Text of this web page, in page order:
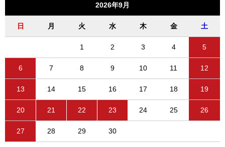
2026年9月
日 月 火 水 木 金 土
1 2 3 4 5
6 7 8 9 10 11 12
13 14 15 16 17 18 19
20 21 22 23 24 25 26
27 28 29 30